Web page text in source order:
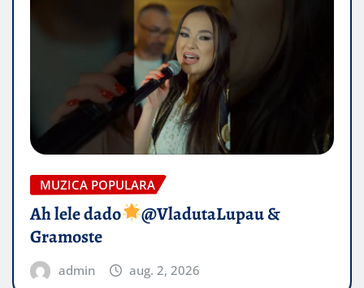
MUZICA POPULARA
Ah lele dado​
@VladutaLupau &
Gramoste
admin aug. 2, 2026